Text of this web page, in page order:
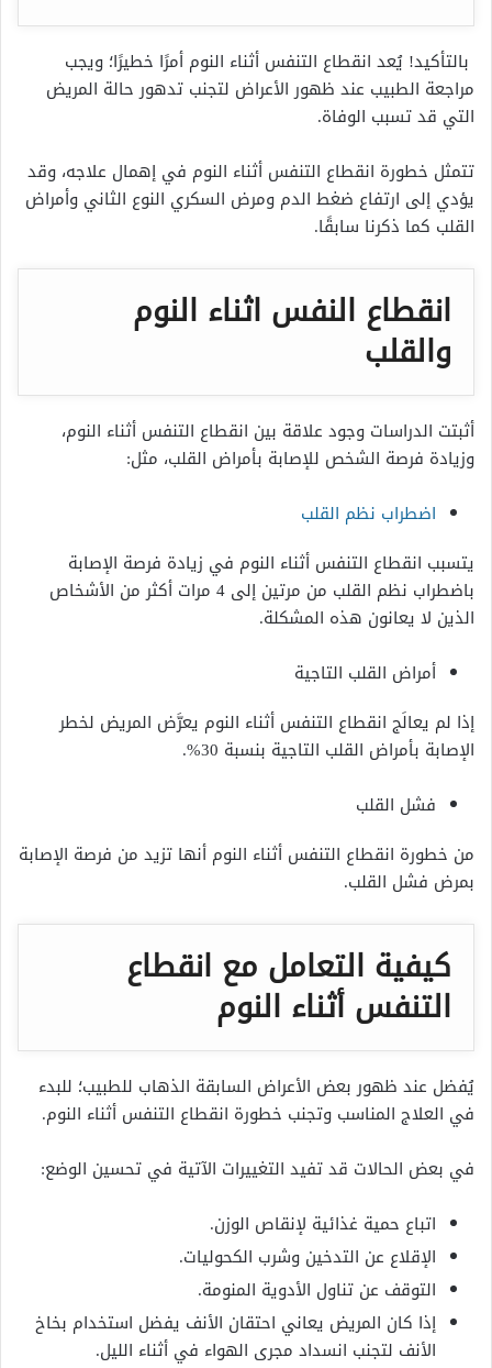
بالتأكيد! يُعد انقطاع التنفس أثناء النوم أمرًا خطيرًا؛ ويجب
مراجعة الطبيب عند ظهور الأعراض لتجنب تدهور حالة المريض
التي قد تسبب الوفاة.
تتمثل خطورة انقطاع التنفس أثناء النوم في إهمال علاجه، وقد
يؤدي إلى ارتفاع ضغط الدم ومرض السكري النوع الثاني وأمراض
القلب كما ذكرنا سابقًا.
انقطاع النفس اثناء النوم
والقلب
أثبتت الدراسات وجود علاقة بين انقطاع التنفس أثناء النوم،
وزيادة فرصة الشخص للإصابة بأمراض القلب، مثل:
اضطراب نظم القلب
يتسبب انقطاع التنفس أثناء النوم في زيادة فرصة الإصابة
باضطراب نظم القلب من مرتين إلى 4 مرات أكثر من الأشخاص
الذين لا يعانون هذه المشكلة.
أمراض القلب التاجية
إذا لم يعالَج انقطاع التنفس أثناء النوم يعرَّض المريض لخطر
الإصابة بأمراض القلب التاجية بنسبة 30%.
فشل القلب
من خطورة انقطاع التنفس أثناء النوم أنها تزيد من فرصة الإصابة
بمرض فشل القلب.
كيفية التعامل مع انقطاع
التنفس أثناء النوم
يُفضل عند ظهور بعض الأعراض السابقة الذهاب للطبيب؛ للبدء
في العلاج المناسب وتجنب خطورة انقطاع التنفس أثناء النوم.
في بعض الحالات قد تفيد التغييرات الآتية في تحسين الوضع:
اتباع حمية غذائية لإنقاص الوزن.
الإقلاع عن التدخين وشرب الكحوليات.
التوقف عن تناول الأدوية المنومة.
إذا كان المريض يعاني احتقان الأنف يفضل استخدام بخاخ
الأنف لتجنب انسداد مجرى الهواء في أثناء الليل.